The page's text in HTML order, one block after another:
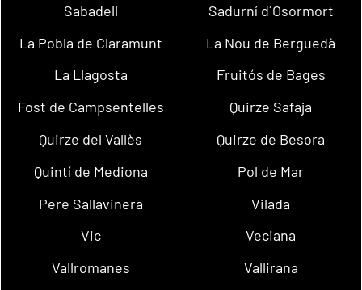
Sabadell
Sadurní d´Osormort
La Pobla de Claramunt
La Nou de Berguedà
La Llagosta
Fruitós de Bages
Fost de Campsentelles
Quirze Safaja
Quirze del Vallès
Quirze de Besora
Quintí de Mediona
Pol de Mar
Pere Sallavinera
Vilada
Vic
Veciana
Vallromanes
Vallirana